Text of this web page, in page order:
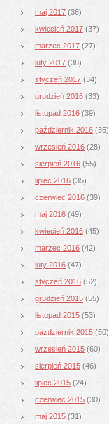
maj 2017 (36)
kwiecień 2017 (37)
marzec 2017 (27)
luty 2017 (38)
styczeń 2017 (34)
grudzień 2016 (33)
listopad 2016 (39)
październik 2016 (36)
wrzesień 2016 (28)
sierpień 2016 (55)
lipiec 2016 (35)
czerwiec 2016 (39)
maj 2016 (49)
kwiecień 2016 (45)
marzec 2016 (42)
luty 2016 (47)
styczeń 2016 (52)
grudzień 2015 (55)
listopad 2015 (53)
październik 2015 (50)
wrzesień 2015 (60)
sierpień 2015 (46)
lipiec 2015 (24)
czerwiec 2015 (30)
maj 2015 (31)